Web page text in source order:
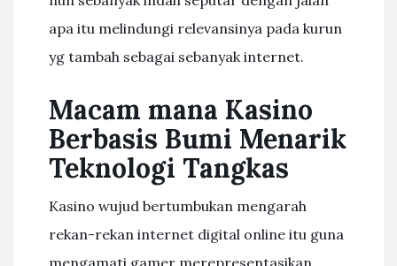
apa itu melindungi relevansinya pada kurun
yg tambah sebagai sebanyak internet.
Macam mana Kasino
Berbasis Bumi Menarik
Teknologi Tangkas
Kasino wujud bertumbukan mengarah
rekan-rekan internet digital online itu guna
mengamati gamer merepresentasikan